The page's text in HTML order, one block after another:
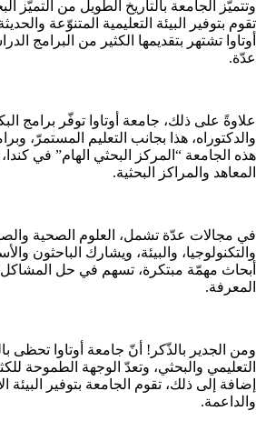
وتتميّز الجامعة بالتاريخ الطويل من التميّز
تقوم بتوفير البيئة التعليمية المتنوّعة
أوتاوا تشتهر بتقديمها الكثير من البرامج
عدّة.
علاوةً على ذلك، جامعة أوتاوا توفّر برامج
والدكتوراه، هذا بجانب التعليم المستمرّ،
هذه الجامعة “المركز البحثي الهام” في
المعاهد والمراكز البحثية.
في مجالات عدّة تشمل، العلوم الصحية
والتكنولوجيا، والبيئة، ويشارك الباحثون
أبحاث مهمّة مبتكرة، تسهم في حل المشاكل
المعرفة.
ومن الجدير بالذّكر! أنّ جامعة أوتاوا تحظى
التعليمي والبحثي، وتعدّ الوجهة الطموحة
إضافة إلى ذلك، تقوم الجامعة بتوفير البيئة
والداعمة.